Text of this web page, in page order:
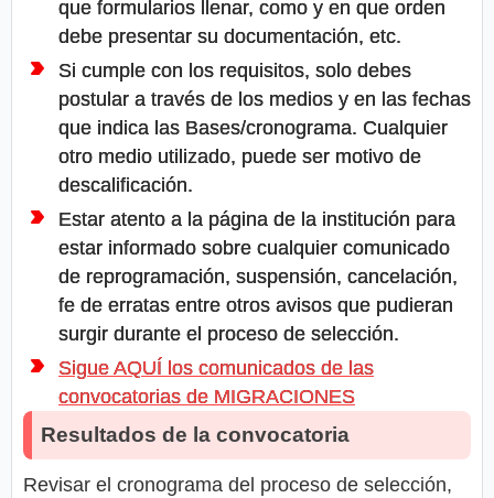
que formularios llenar, como y en que orden
debe presentar su documentación, etc.
Si cumple con los requisitos, solo debes
postular a través de los medios y en las fechas
que indica las Bases/cronograma. Cualquier
otro medio utilizado, puede ser motivo de
descalificación.
Estar atento a la página de la institución para
estar informado sobre cualquier comunicado
de reprogramación, suspensión, cancelación,
fe de erratas entre otros avisos que pudieran
surgir durante el proceso de selección.
Sigue AQUÍ los comunicados de las
convocatorias de MIGRACIONES
Resultados de la convocatoria
Revisar el cronograma del proceso de selección,